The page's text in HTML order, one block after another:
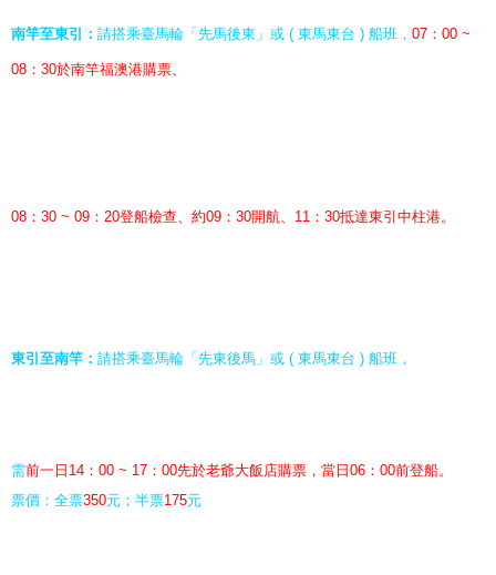
南竿至東引： 請搭乘臺馬輪「先馬後東」或 ( 東馬東台 ) 船班， 07：00 ~
08：30於南竿福澳港購票、
08：30 ~ 09：20登船檢查、約09：30開航、11：30抵達東引中柱港。
東引至南竿： 請搭乘臺馬輪「先東後馬」或 ( 東馬東台 ) 船班，
需前一日14：00 ~ 17：00先於老爺大飯店購票，當日06：00前登船。
票價：全票350元；半票175元